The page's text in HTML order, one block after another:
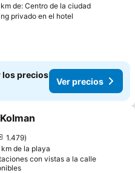
de: Centro de la ciudad
privado en el hotel
los precios
Ver precios
a favoritos
1.479
de la playa
con vistas a la calle